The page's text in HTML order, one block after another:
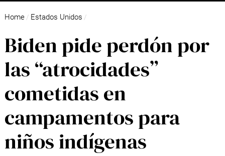
Home / Estados Unidos /
Biden pide perdón por
las “atrocidades”
cometidas en
campamentos para
niños indígenas